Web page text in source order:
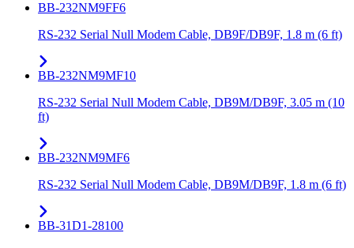
BB-232NM9FF6
RS-232 Serial Null Modem Cable, DB9F/DB9F, 1.8 m (6 ft)
BB-232NM9MF10
RS-232 Serial Null Modem Cable, DB9M/DB9F, 3.05 m (10
ft)
BB-232NM9MF6
RS-232 Serial Null Modem Cable, DB9M/DB9F, 1.8 m (6 ft)
BB-31D1-28100